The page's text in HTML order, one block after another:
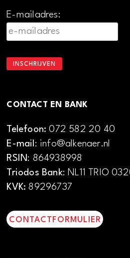
E-mailadres:
CONTACT EN BANK
Telefoon:072 582 20 40
E-mail: info@alkenaer.nl
RSIN: 864938998
Triodos Bank: NL11 TRIO
KVK: 89296737
CONTACTFORMULIER